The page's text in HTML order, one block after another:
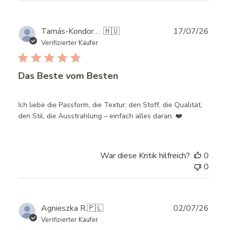
Tamás-Kondorossy M. 🇭🇺
Verifizierter Käufer
Das Beste vom Besten
Ich liebe die Passform, die Textur, den Stoff, die Qualität,
den Stil, die Ausstrahlung – einfach alles daran. ❤️
17/07/26
War diese Kritik hilfreich?
0
0
Agnieszka R.🇵🇱
Verifizierter Käufer
02/07/26